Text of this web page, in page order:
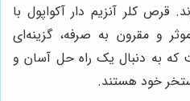
قرص کلر آنزیم دار آکواپول با
و مقرون به صرفه، گزینه‌ای
که به دنبال یک راه حل آسان و
خود هستند.